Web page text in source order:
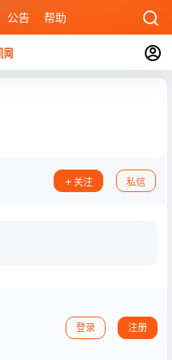
公告 帮助
关注 私信
登录 注册